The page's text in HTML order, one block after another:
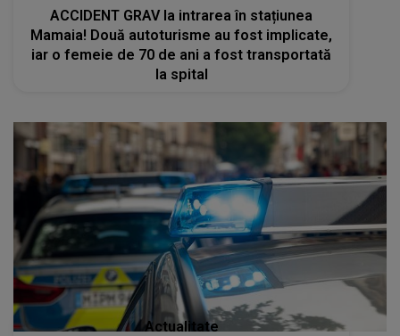
ACCIDENT GRAV la intrarea în stațiunea
Mamaia! Două autoturisme au fost implicate,
iar o femeie de 70 de ani a fost transportată
la spital
Actualitate